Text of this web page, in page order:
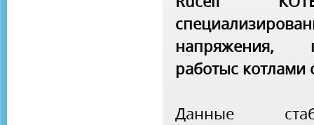
напряжения,
работыс котлами
Данные